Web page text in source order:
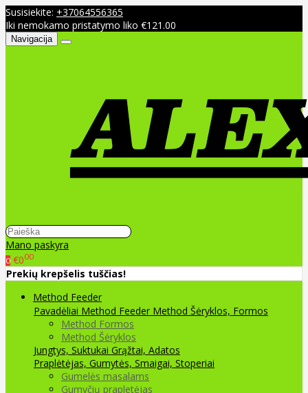
Susisiekite: +37064556365
Iki nemokamo pristatymo liko €121.00
Navigacija
Mano paskyra
0 €000
Prekių krepšelis tuščias!
Method Feeder
Pavadėliai Method Feeder Method Šėryklos, Formos
Method Formos
Method Šėryklos
Jungtys, Suktukai Grąžtai, Adatos
Praplėtėjas, Gumytės, Smaigai, Stoperiai
Gumelės masalams
Gumyčių prapletėjas